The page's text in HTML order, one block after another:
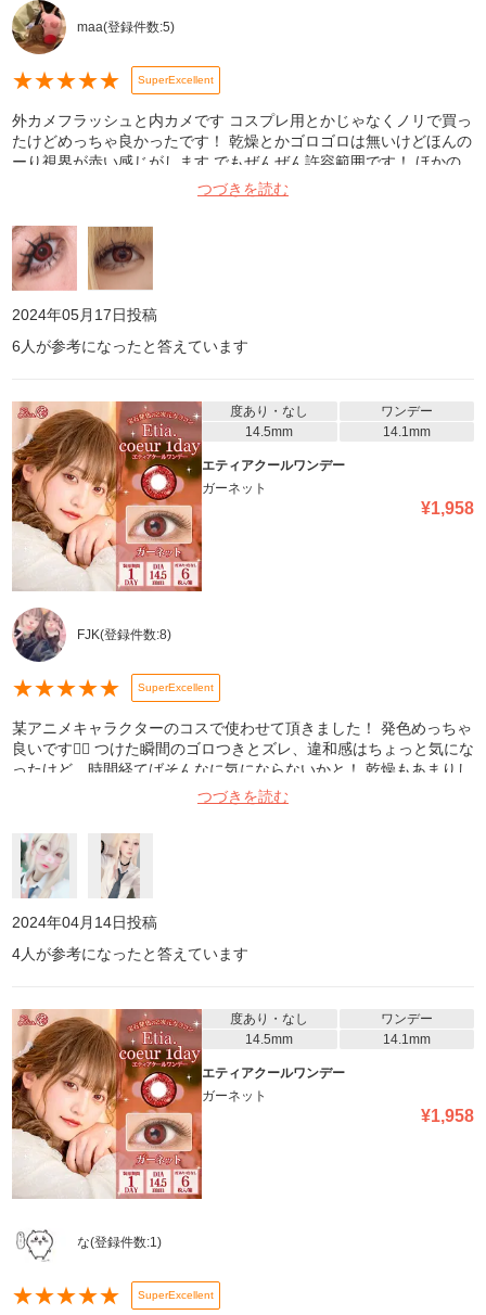
maa(登録件数:5)
★★★★★ SuperExcellent
外カメフラッシュと内カメです コスプレ用とかじゃなくノリで買っ
たけどめっちゃ良かったです！ 乾燥とかゴロゴロは無いけどほんの
ーり視界が赤い感じがします でもぜんぜん許容範囲です！ ほかの
つづきを読む
2024年05月17日投稿
6 人が参考になったと答えています
度あり・なし
ワンデー
14.5mm
14.1mm
エティアクールワンデー
ガーネット
¥1,958
FJK(登録件数:8)
★★★★★ SuperExcellent
某アニメキャラクターのコスで使わせて頂きました！ 発色めっちゃ
良いです🙆‍♀️ つけた瞬間のゴロつきとズレ、違和感はちょっと気にな
ったけど、時間経てばそんなに気にならないかと！ 乾燥もあまりし
つづきを読む
2024年04月14日投稿
4人が参考になったと答えています
度あり・なし
ワンデー
14.5mm
14.1mm
エティアクールワンデー
ガーネット
¥1,958
な(登録件数:1)
★★★★★ SuperExcellent